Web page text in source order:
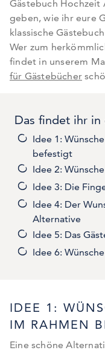
Gästebuch Hochzeit
geben, wie ihr eure
klassische
Wer zum
findet in unserem
für Gästebücher
Das findet ihr
Idee 1:
befestigt
Idee 2:
Idee 3: Die
Idee 4: Der
Alternative
Idee 5: Das
Idee 6:
IDEE 1:
IM RAHMEN
Eine schöne